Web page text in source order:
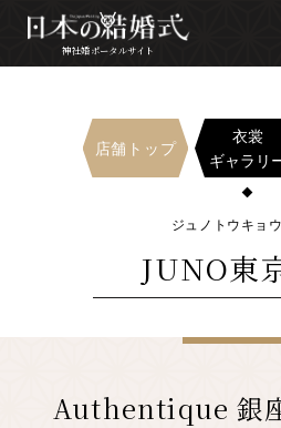
神社婚ポータ
神社婚ポータルサイト
店舗トップ
衣裳
ギャラリ
ジュノトウキョ
JUNO東
Authentique 銀